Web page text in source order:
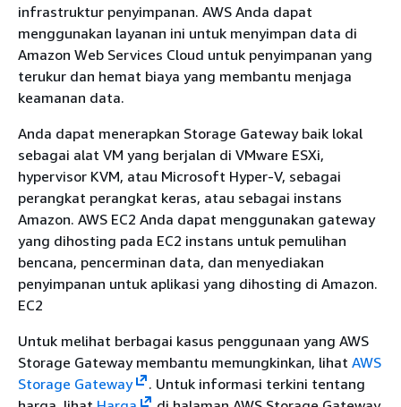
infrastruktur penyimpanan. AWS Anda dapat
menggunakan layanan ini untuk menyimpan data di
Amazon Web Services Cloud untuk penyimpanan yang
terukur dan hemat biaya yang membantu menjaga
keamanan data.
Anda dapat menerapkan Storage Gateway baik lokal
sebagai alat VM yang berjalan di VMware ESXi,
hypervisor KVM, atau Microsoft Hyper-V, sebagai
perangkat perangkat keras, atau sebagai instans
Amazon. AWS EC2 Anda dapat menggunakan gateway
yang dihosting pada EC2 instans untuk pemulihan
bencana, pencerminan data, dan menyediakan
penyimpanan untuk aplikasi yang dihosting di Amazon.
EC2
Untuk melihat berbagai kasus penggunaan yang AWS
Storage Gateway membantu memungkinkan, lihat AWS
Storage Gateway
. Untuk informasi terkini tentang